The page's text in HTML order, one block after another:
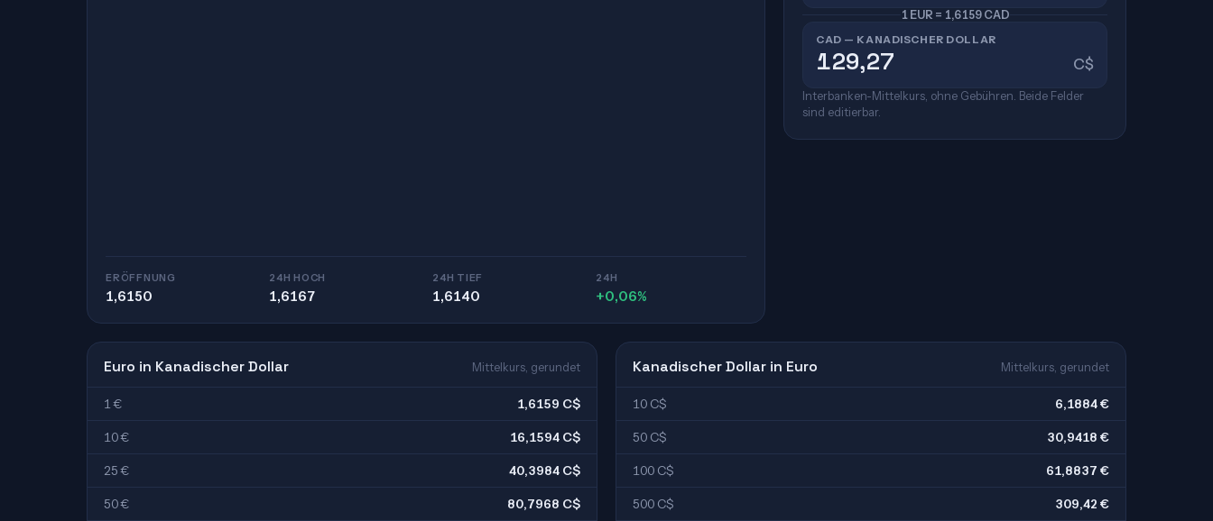
ERÖFFNUNG
1,6150
24H HOCH
1,6167
24H TIEF
1,6140
24H
+0,06%
1 EUR = 1,6159 CAD
CAD — KANADISCHER DOLLAR
C$
Interbanken-Mittelkurs, ohne Gebühren. Beide Felder
sind editierbar.
Euro in Kanadischer Dollar Mittelkurs, gerundet
1 € 1,6159 C$
10 € 16,1594 C$
25 € 40,3984 C$
50 € 80,7968 C$
Kanadischer Dollar in Euro Mittelkurs, gerundet
10 C$ 6,1884 €
50 C$ 30,9418 €
100 C$ 61,8837 €
500 C$ 309,42 €